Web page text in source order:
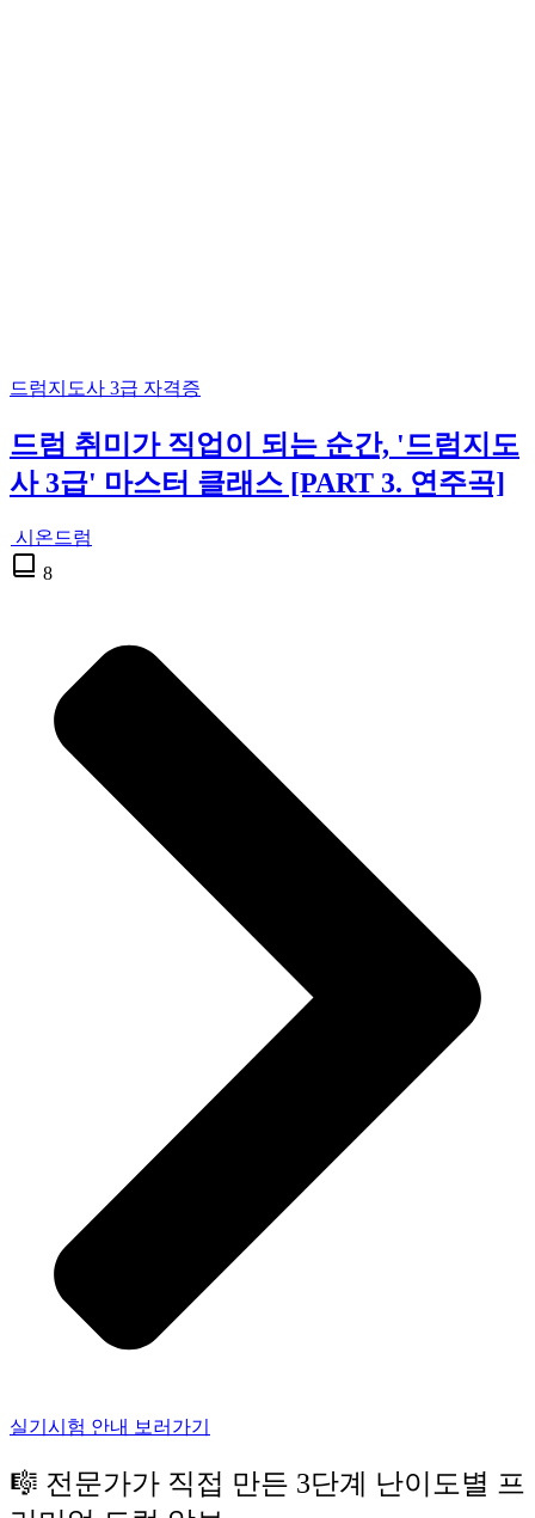
드럼지도사 3급 자격증
드럼 취미가 직업이 되는 순간, '드럼지도
사 3급' 마스터 클래스 [PART 3. 연주곡]
시온드럼
8
실기시험 안내 보러가기
🎼 전문가가 직접 만든 3단계 난이도별 프